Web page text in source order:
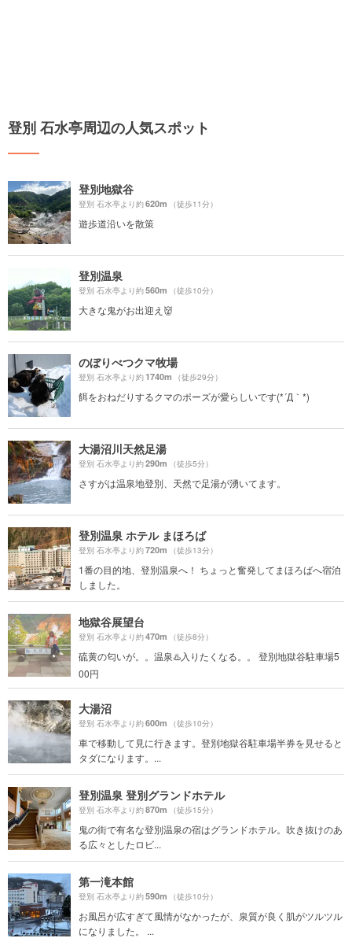
登別 石水亭周辺の人気スポット
登別地獄谷
登別 石水亭より約620m （徒歩11分）
遊歩道沿いを散策
登別温泉
登別 石水亭より約560m （徒歩10分）
大きな鬼がお出迎え👹
のぼりべつクマ牧場
登別 石水亭より約1740m （徒歩29分）
餌をおねだりするクマのポーズが愛らしいです(*´Д｀*)
大湯沼川天然足湯
登別 石水亭より約290m （徒歩5分）
さすがは温泉地登別、天然で足湯が湧いてます。
登別温泉 ホテル まほろば
登別 石水亭より約720m （徒歩13分）
1番の目的地、登別温泉へ！ ちょっと奮発してまほろばへ宿泊
しました。
地獄谷展望台
登別 石水亭より約470m （徒歩8分）
硫黄の匂いが。。温泉♨️入りたくなる。。 登別地獄谷駐車場5
00円
大湯沼
登別 石水亭より約600m （徒歩10分）
車で移動して見に行きます。登別地獄谷駐車場半券を見せると
タダになります。...
登別温泉 登別グランドホテル
登別 石水亭より約870m （徒歩15分）
鬼の街で有名な登別温泉の宿はグランドホテル。吹き抜けのあ
る広々としたロビ...
第一滝本館
登別 石水亭より約590m （徒歩10分）
お風呂が広すぎて風情がなかったが、泉質が良く肌がツルツル
になりました。 ...